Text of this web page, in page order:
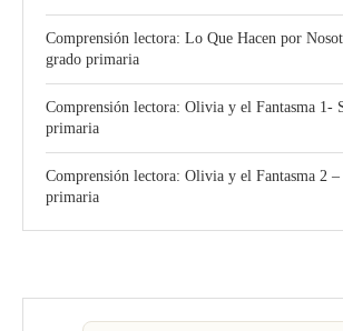
Comprensión lectora: Lo Que Hacen por
grado primaria
Comprensión lectora: Olivia y el Fantasma 1-
primaria
Comprensión lectora: Olivia y el Fantasma 2 –
primaria